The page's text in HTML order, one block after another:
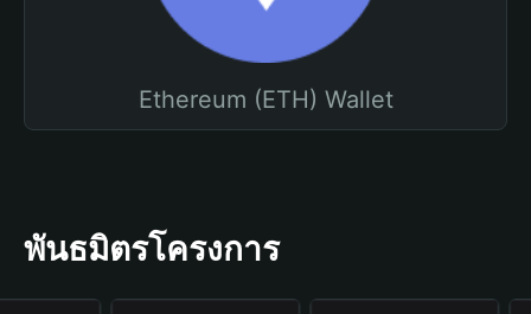
Ethereum (ETH) Wallet
พันธมิตรโครงการ